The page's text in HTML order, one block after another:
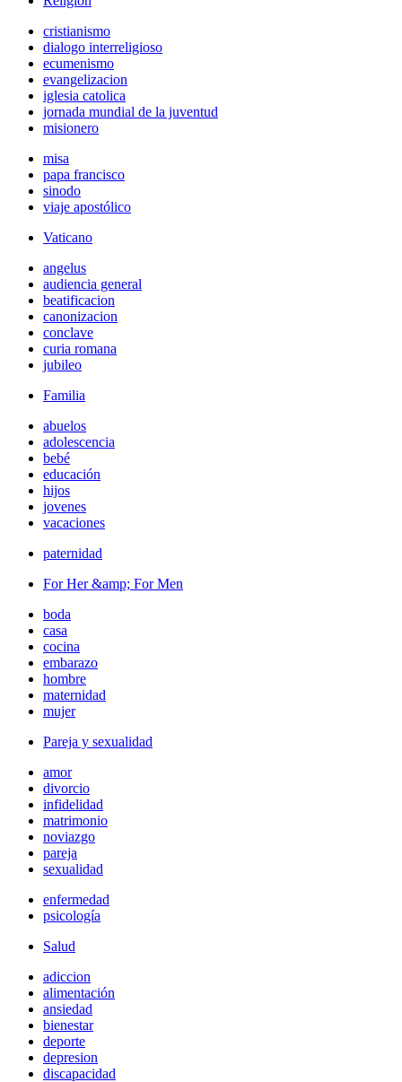
cristianismo
dialogo interreligioso
ecumenismo
evangelizacion
iglesia catolica
jornada mundial de la juventud
misionero
misa
papa francisco
sinodo
viaje apostólico
Vaticano
angelus
audiencia general
beatificacion
canonizacion
conclave
curia romana
jubileo
Familia
abuelos
adolescencia
bebé
educación
hijos
jovenes
vacaciones
paternidad
For Her &amp; For Men
boda
casa
cocina
embarazo
hombre
maternidad
mujer
Pareja y sexualidad
amor
divorcio
infidelidad
matrimonio
noviazgo
pareja
sexualidad
enfermedad
psicología
Salud
adiccion
alimentación
ansiedad
bienestar
deporte
depresion
discapacidad